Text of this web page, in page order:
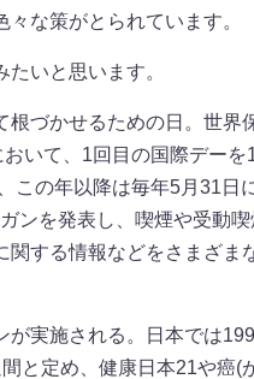
な策がとられています。
いと思います。
づかせるための日。世界
いて、1回目の国際デーを
この年以降は毎年5月31日
ンを発表し、喫煙や受動
する情報などをさまざま
実施される。日本では
と定め、健康日本21や癌(